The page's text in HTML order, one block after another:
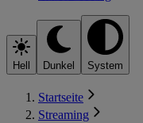
Hell Dunkel System
Startseite
Streaming